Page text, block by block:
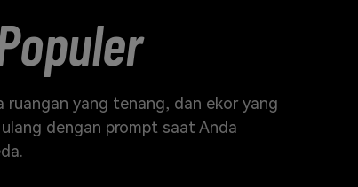
ruangan yang tenang, dan ekor yang
dengan prompt saat Anda